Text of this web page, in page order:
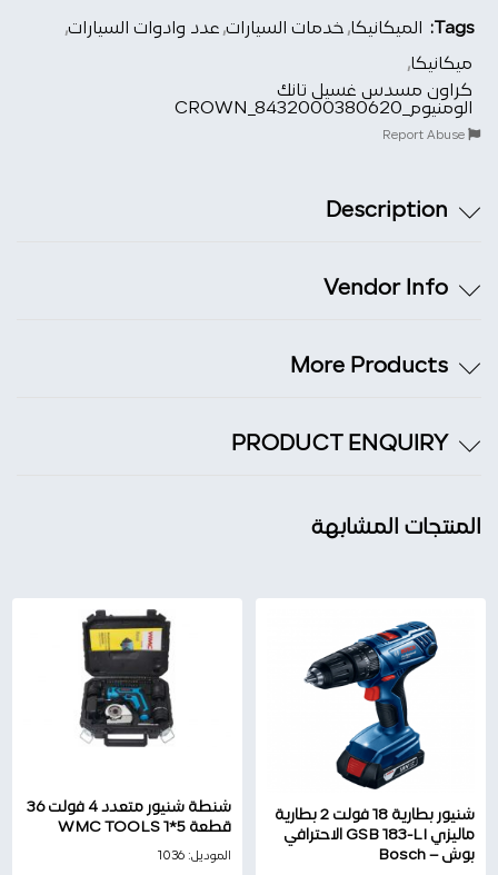
Tags: الميكانيكا, خدمات السيارات, عدد وادوات السيارات,
ميكانيكا,
كراون مسدس غسيل تانك
الومنيوم_CROWN_8432000380620
Description
Vendor Info
More Products
PRODUCT ENQUIRY
المنتجات المشابهة
شنيور بطارية 18 فولت 2 بطارية
ماليزي GSB 183-LI الاحترافي
بوش – Bosch
شنطة شنيور متعدد 4 فولت 36
قطعة 5*1 WMC TOOLS
الموديل: 1036